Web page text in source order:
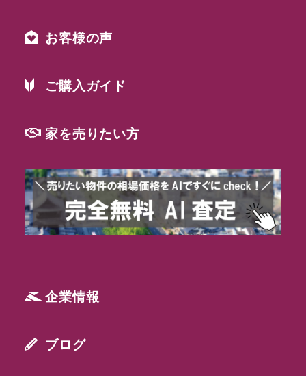
お客様の声
ご購入ガイド
家を売りたい方
企業情報
ブログ